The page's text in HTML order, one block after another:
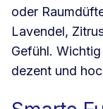
oder
Lavendel,
Gefühl.
dezent und